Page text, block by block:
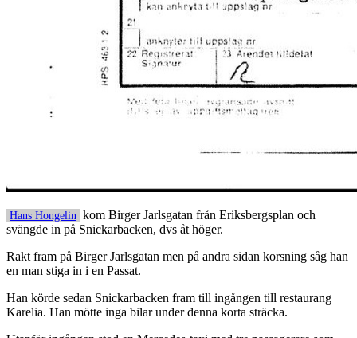
Hans Hongelin kom Birger Jarlsgatan från Eriksbergsplan och
svängde in på Snickarbacken, dvs åt höger.
Rakt fram på Birger Jarlsgatan men på andra sidan korsning såg han
en man stiga in i en Passat.
Han körde sedan Snickarbacken fram till ingången till restaurang
Karelia. Han mötte inga bilar under denna korta sträcka.